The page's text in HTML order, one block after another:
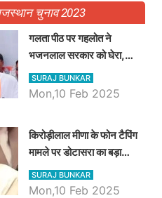
चुनाव 2023
गलता पीठ पर गहलोत ने
भजनलाल सरकार को घेरा,
Video में देखें अब तक बड़ी
खबरें
SURAJ BUNKAR
Mon,10 Feb 2025
किरोड़ीलाल मीणा के फोन टैपिंग
मामले पर डोटासरा का बड़ा
आरोप, वीडियो में देखें AZ बड़ी
खबरें
SURAJ BUNKAR
Mon,10 Feb 2025